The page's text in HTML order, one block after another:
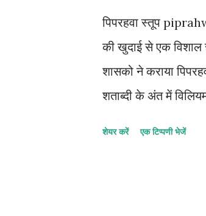
बाबर C-जहांगीर D-
पिपरहवा स्तूप
की खुदाई से एक विशाल
शासको ने कराया
शताब्दी के अंत में
शेयर करें एक टिप्पणी भेजें